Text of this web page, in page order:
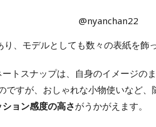
@nyanchan22
、モデルとしても数々の表紙を飾
トスナップは、自身のイメージの
ですが、おしゃれな小物使いなど
ション感度の高さがうかがえます。